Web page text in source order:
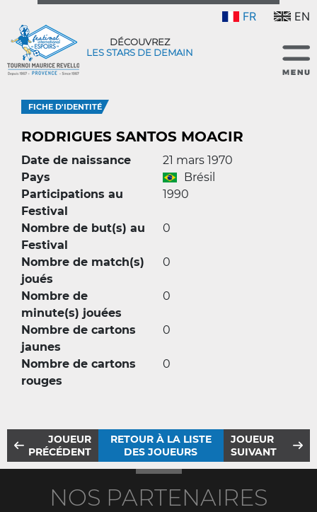
FR EN
DÉCOUVREZ
LES STARS DE DEMAIN
FICHE D'IDENTITÉ
RODRIGUES SANTOS MOACIR
Date de naissance
21 mars 1970
Pays
Brésil
Participations au
Festival
1990
Nombre de but(s) au
Festival
0
Nombre de match(s)
joués
0
Nombre de
minute(s) jouées
0
Nombre de cartons
jaunes
0
Nombre de cartons
rouges
0
JOUEUR
PRÉCÉDENT
RETOUR À LA LISTE
DES JOUEURS
JOUEUR
SUIVANT
NOS PARTENAIRES